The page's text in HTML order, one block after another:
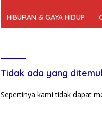
HIBURAN & GAYA HIDUP
Tidak ada yang
Sepertinya kami tidak dapat